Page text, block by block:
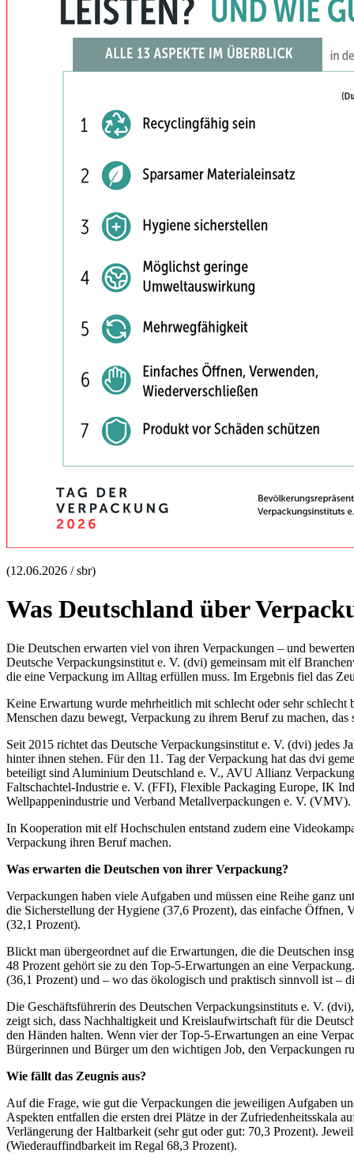
(12.06.2026 / sbr)
Was Deutschland über
Die Deutschen erwarten viel von ihren Verpackungen – und
Deutsche Verpackungsinstitut e. V. (dvi) gemeinsam mit elf
die eine Verpackung im Alltag erfüllen muss. Im Ergebnis fiel das
Keine Erwartung wurde mehrheitlich mit schlecht oder sehr
Menschen dazu bewegt, Verpackung zu ihrem Beruf zu machen,
Seit 2015 richtet das Deutsche Verpackungsinstitut e. V. (dvi) jedes
hinter ihnen stehen. Für den 11. Tag der Verpackung hat das dvi
beteiligt sind Aluminium Deutschland e. V., AVU Allianz
Faltschachtel-Industrie e. V. (FFI), Flexible Packaging Europe, IK
Wellpappenindustrie und Verband Metallverpackungen e. V. (VMV).
In Kooperation mit elf Hochschulen entstand zudem eine
Verpackung ihren Beruf machen.
Was erwarten die Deutschen von ihrer Verpackung?
Verpackungen haben viele Aufgaben und müssen eine Reihe ganz
die Sicherstellung der Hygiene (37,6 Prozent), das einfache Öffnen,
(32,1 Prozent).
Blickt man übergeordnet auf die Erwartungen, die die Deutschen
48 Prozent gehört sie zu den Top-5-Erwartungen an eine
(36,1 Prozent) und – wo das ökologisch und praktisch sinnvoll ist –
Die Geschäftsführerin des Deutschen Verpackungsinstituts e. V.
zeigt sich, dass Nachhaltigkeit und Kreislaufwirtschaft für die
den Händen halten. Wenn vier der Top-5-Erwartungen an eine
Bürgerinnen und Bürger um den wichtigen Job, den Verpackungen
Wie fällt das Zeugnis aus?
Auf die Frage, wie gut die Verpackungen die jeweiligen Aufgaben
Aspekten entfallen die ersten drei Plätze in der Zufriedenheitsskala
Verlängerung der Haltbarkeit (sehr gut oder gut: 70,3 Prozent).
(Wiederauffindbarkeit im Regal 68,3 Prozent).